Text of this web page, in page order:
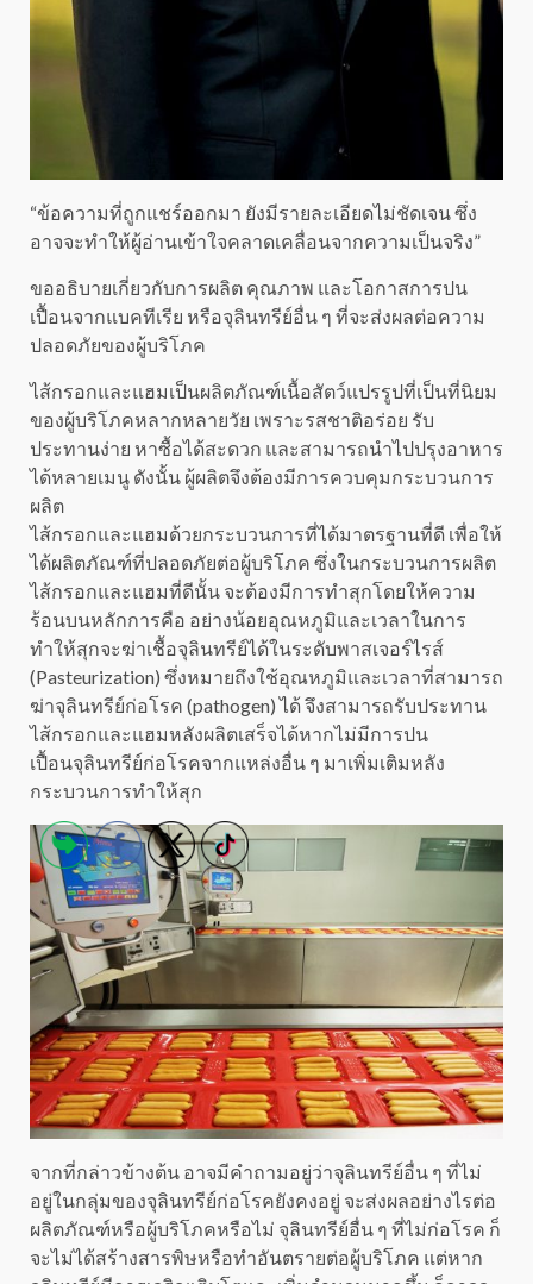
“ข้อความที่ถูกแชร์ออกมา ยังมีรายละเอียดไม่ชัดเจน ซึ่ง
อาจจะทำให้ผู้อ่านเข้าใจคลาดเคลื่อนจากความเป็นจริง”
ขออธิบายเกี่ยวกับการผลิต คุณภาพ และโอกาสการปน
เปื้อนจากแบคทีเรีย หรือจุลินทรีย์อื่น ๆ ที่จะส่งผลต่อความ
ปลอดภัยของผู้บริโภค
ไส้กรอกและแฮมเป็นผลิตภัณฑ์เนื้อสัตว์แปรรูปที่เป็นที่นิยม
ของผู้บริโภคหลากหลายวัย เพราะรสชาติอร่อย รับ
ประทานง่าย หาซื้อได้สะดวก และสามารถนำไปปรุงอาหาร
ได้หลายเมนู ดังนั้น ผู้ผลิตจึงต้องมีการควบคุมกระบวนการ
ผลิต
ไส้กรอกและแฮมด้วยกระบวนการที่ได้มาตรฐานที่ดี เพื่อให้
ได้ผลิตภัณฑ์ที่ปลอดภัยต่อผู้บริโภค ซึ่งในกระบวนการผลิต
ไส้กรอกและแฮมที่ดีนั้น จะต้องมีการทำสุกโดยให้ความ
ร้อนบนหลักการคือ อย่างน้อยอุณหภูมิและเวลาในการ
ทำให้สุกจะฆ่าเชื้อจุลินทรีย์ได้ในระดับพาสเจอร์ไรส์
(Pasteurization) ซึ่งหมายถึงใช้อุณหภูมิและเวลาที่สามารถ
ฆ่าจุลินทรีย์ก่อโรค (pathogen) ได้ จึงสามารถรับประทาน
ไส้กรอกและแฮมหลังผลิตเสร็จได้หากไม่มีการปน
เปื้อนจุลินทรีย์ก่อโรคจากแหล่งอื่น ๆ มาเพิ่มเติมหลัง
กระบวนการทำให้สุก
จากที่กล่าวข้างต้น อาจมีคำถามอยู่ว่าจุลินทรีย์อื่น ๆ ที่ไม่
อยู่ในกลุ่มของจุลินทรีย์ก่อโรคยังคงอยู่ จะส่งผลอย่างไรต่อ
ผลิตภัณฑ์หรือผู้บริโภคหรือไม่ จุลินทรีย์อื่น ๆ ที่ไม่ก่อโรค ก็
จะไม่ได้สร้างสารพิษหรือทำอันตรายต่อผู้บริโภค แต่หาก